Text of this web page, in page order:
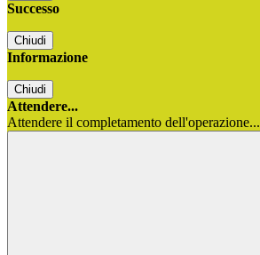
Successo
Chiudi
Informazione
Chiudi
Attendere...
Attendere il completamento dell'operazione...